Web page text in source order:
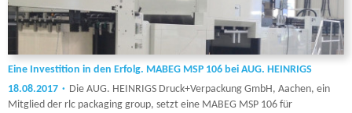
Eine Investition in den Erfolg. MABEG MSP 106 bei AUG. HEINRIGS
18.08.2017
Die AUG. HEINRIGS Druck+Verpackung GmbH, Aachen, ein
Mitglied der rlc packaging group, setzt eine MABEG MSP 106 für